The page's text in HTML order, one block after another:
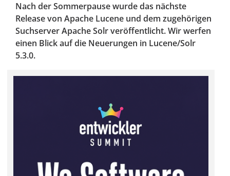
Nach der Sommerpause wurde das nächste
Release von Apache Lucene und dem zugehörigen
Suchserver Apache Solr veröffentlicht. Wir werfen
einen Blick auf die Neuerungen in Lucene/Solr
5.3.0.